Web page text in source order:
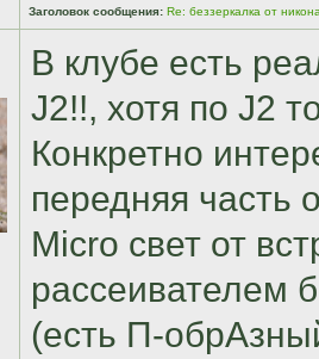
Заголовок сообщения: Re: беззеркалка от
В клубе есть
J2!!, хотя по J2
Конкретно
передняя часть
Micro свет от
рассеивателем
(есть П-